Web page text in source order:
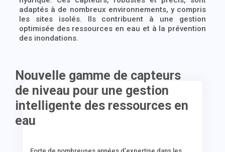
adaptés à de nombreux environnements, y compris
les sites isolés. Ils contribuent à une gestion
optimisée des ressources en eau et à la prévention
des inondations.
Nouvelle gamme de capteurs
de niveau pour une gestion
intelligente des ressources en
eau